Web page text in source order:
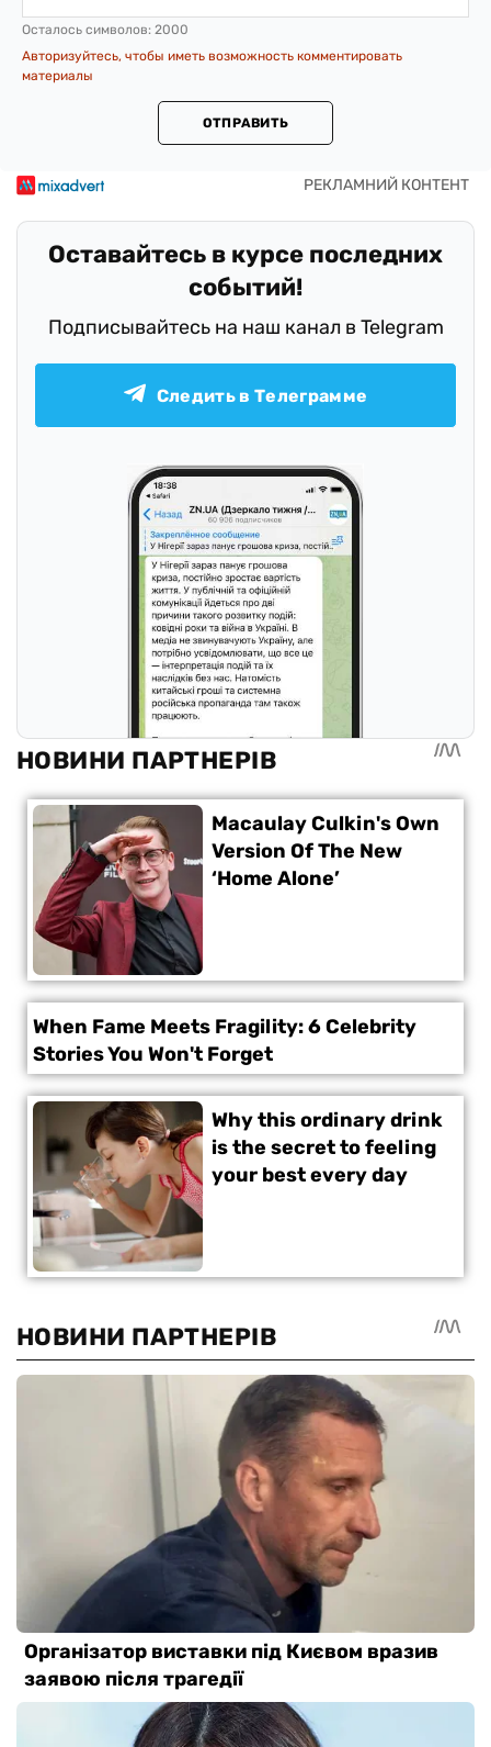
Осталось символов: 2000
Авторизуйтесь, чтобы иметь возможность комментировать
материалы
ОТПРАВИТЬ
Оставайтесь в курсе последних
событий!
Подписывайтесь на наш канал в Telegram
Следить в Телеграмме